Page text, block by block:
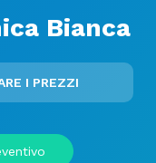
Bianca
I PREZZI